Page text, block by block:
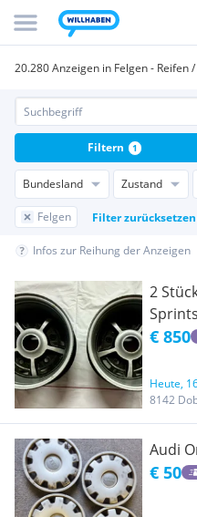
20.280 Anzeigen in Felgen - Reifen
Bundesland Zustand
Felgen Filter zurücksetzen
Filtern 1
Infos zur Reihung der Anzeigen
2
5x205
€ 850
Heute,
8142
Audi
€ 50